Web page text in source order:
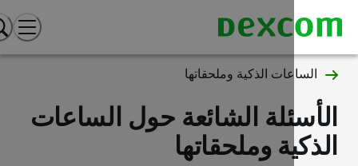
الساعات الذكية وملحقاتها
الشائعة حول الساعات
وملحقاتها